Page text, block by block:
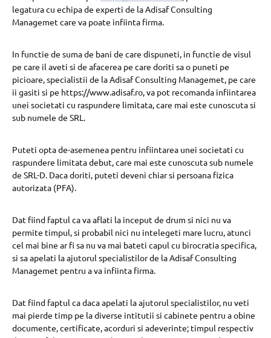
legatura cu echipa de experti de la Adisaf Consulting
Managemet care va poate infiinta firma.
In functie de suma de bani de care dispuneti, in functie de visul
pe care il aveti si de afacerea pe care doriti sa o puneti pe
picioare, specialistii de la Adisaf Consulting Managemet, pe care
ii gasiti si pe https://www.adisaf.ro, va pot recomanda infiintarea
unei societati cu raspundere limitata, care mai este cunoscuta si
sub numele de SRL.
Puteti opta de-asemenea pentru infiintarea unei societati cu
raspundere limitata debut, care mai este cunoscuta sub numele
de SRL-D. Daca doriti, puteti deveni chiar si persoana fizica
autorizata (PFA).
Dat fiind faptul ca va aflati la inceput de drum si nici nu va
permite timpul, si probabil nici nu intelegeti mare lucru, atunci
cel mai bine ar fi sa nu va mai bateti capul cu birocratia specifica,
si sa apelati la ajutorul specialistilor de la Adisaf Consulting
Managemet pentru a va infiinta firma.
Dat fiind faptul ca daca apelati la ajutorul specialistilor, nu veti
mai pierde timp pe la diverse intitutii si cabinete pentru a obine
documente, certificate, acorduri si adeverinte; timpul respectiv